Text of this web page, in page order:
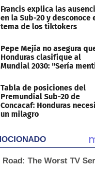
Francis explica las
en la Sub-20 y desconoce
tema de los tiktokers
Pepe Mejía no asegura
Honduras clasifique al
Mundial 2030: "Sería
Tabla de posiciones del
Premundial Sub-20 de
Concacaf: Honduras
un milagro